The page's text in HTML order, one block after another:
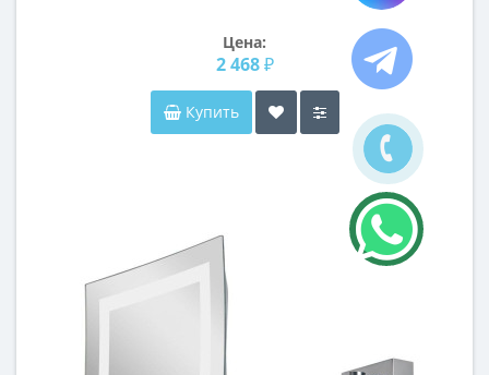
Цена:
2 468 ₽
Купить